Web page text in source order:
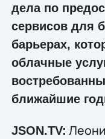
дела по
сервисов для
барьерах,
облачные
ближайшие
JSON.TV: